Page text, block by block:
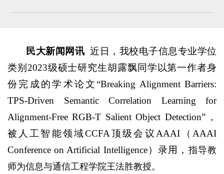
民大新闻网讯近日，我校电子信息专业学位
类别2023级硕士研究生胡露飘同学以第一作者身
份完成的学术论文“Breaking Alignment Barriers:
TPS-Driven Semantic Correlation Learning for
Alignment-Free RGB-T Salient Object Detection”，
被人工智能领域CCFA顶级会议AAAI（AAAI
Conference on Artificial Intelligence）录用， 指导教
师为信息与通信工程学院王法胜教授。